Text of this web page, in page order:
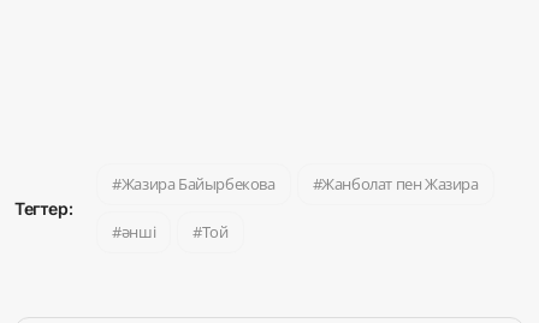
Тегтер:
Жазира Байырбекова Жанболат пен Жазира
әнші Той